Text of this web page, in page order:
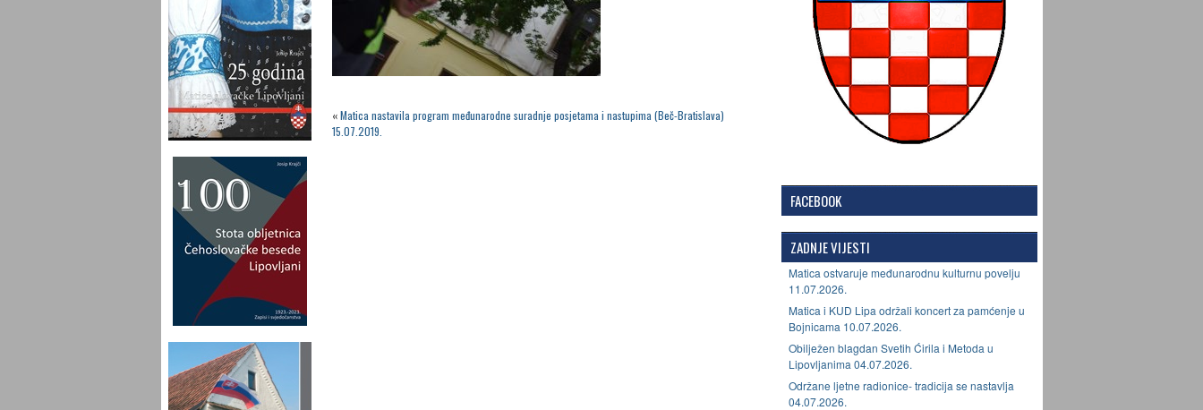
«Matica nastavila program međunarodne suradnje posjetama i nastupima (Beč-Bratislava)
15.07.2019.
FACEBOOK
ZADNJE VIJESTI
Matica ostvaruje međunarodnu kulturnu povelju
11.07.2026.
Matica i KUD Lipa održali koncert za pamćenje u
Bojnicama 10.07.2026.
Obilježen blagdan Svetih Ćirila i Metoda u
Lipovljanima 04.07.2026.
Održane ljetne radionice- tradicija se nastavlja
04.07.2026.